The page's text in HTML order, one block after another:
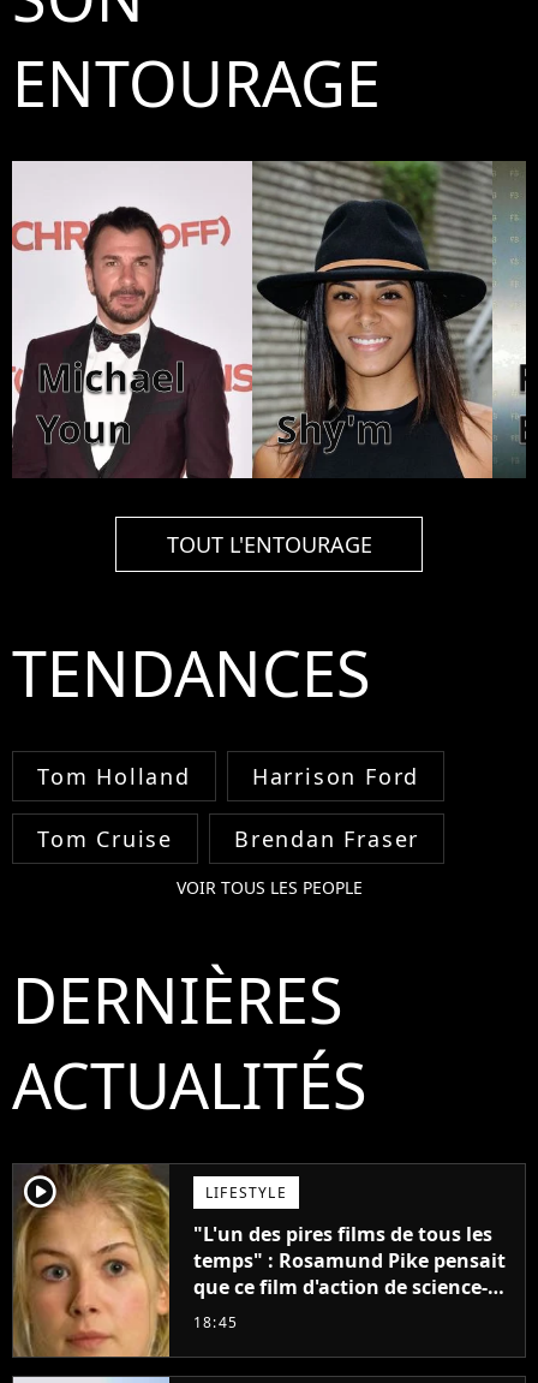
ENTOURAGE
Michael
Youn
Shy'm
TOUT L'ENTOURAGE
TENDANCES
Tom Holland Harrison Ford
Tom Cruise Brendan Fraser
VOIR TOUS LES PEOPLE
DERNIÈRES
ACTUALITÉS
player2 LIFESTYLE
"L'un des pires films de tous les
temps" : Rosamund Pike pensait
que ce film d'action de science-
fiction avec Dwayne Johnson
18:45